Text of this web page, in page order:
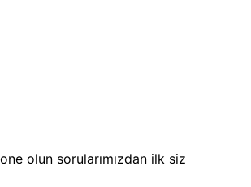
olun sorularımızdan ilk siz